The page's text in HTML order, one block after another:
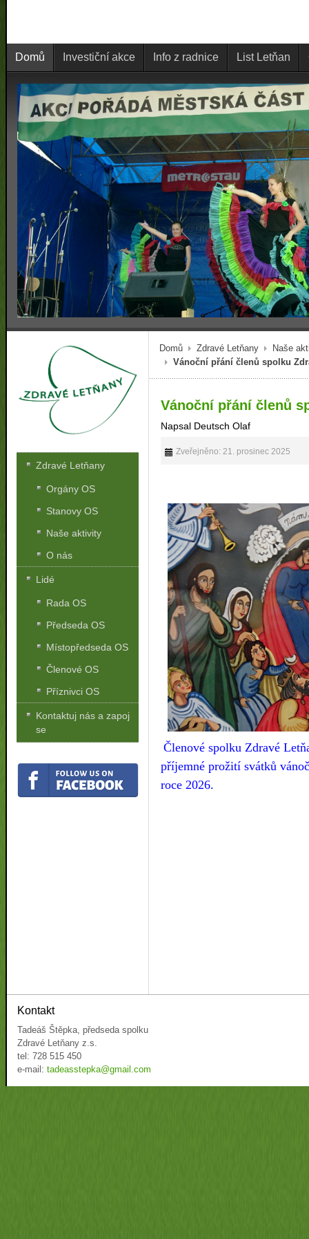
Domů Investiční akce Info z radnice List Letňan
Domů Zdravé Letňany
Naše
Vánoční přání členů spolku
Vánoční přání členů
Napsal Deutsch Olaf
Zveřejněno: 21. prosinec 2025
Členovéspolku Zdravé
příjemné prožití svátků
roce 2026.
Zdravé Letňany
Orgány OS
Stanovy OS
Naše aktivity
O nás
Lidé
Rada OS
Předseda OS
Místopředseda OS
Členové OS
Příznivci OS
Kontaktuj nás a zapoj
se
Kontakt
Tadeáš Štěpka, předseda spolku
Zdravé Letňany z.s.
tel: 728 515 450
e-mail: tadeasstepka@gmail.com